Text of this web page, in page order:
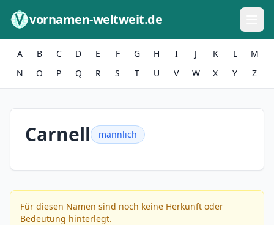
vornamen-weltweit.de
A B C D E F G H I J K L
M
N
O P Q R S T U V W X Y Z
Carnell männlich
Für diesen Namen sind noch keine Herkunft oder
Bedeutung hinterlegt.